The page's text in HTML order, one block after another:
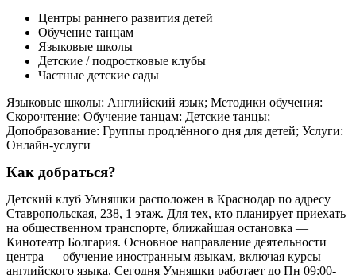
Центры раннего развития детей
Обучение танцам
Языковые школы
Детские / подростковые клубы
Частные детские сады
Языковые школы: Английский язык; Методики обучения:
Скорочтение; Обучение танцам: Детские танцы;
Допобразование: Группы продлённого дня для детей; Услуги:
Онлайн-услуги
Как добраться?
Детский клуб Умняшки расположен в Краснодар по адресу
Ставропольская, 238, 1 этаж. Для тех, кто планирует приехать
на общественном транспорте, ближайшая остановка —
Кинотеатр Болгария. Основное направление деятельности
центра — обучение иностранным языкам, включая курсы
английского языка. Сегодня Умняшки работает до Пн 09:00-